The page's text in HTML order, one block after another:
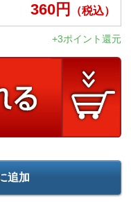
360円 （税込）
+3ポイント還元
追加